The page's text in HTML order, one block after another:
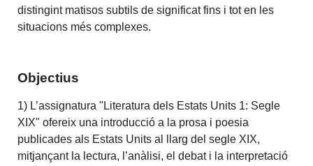
distingint matisos subtils de significat fins i tot en les
situacions més complexes.
Objectius
1) L’assignatura "Literatura dels Estats Units 1: Segle
XIX" ofereix una introducció a la prosa i poesia
publicades als Estats Units al llarg del segle XIX,
mitjançant la lectura, l’anàlisi, el debat i la interpretació